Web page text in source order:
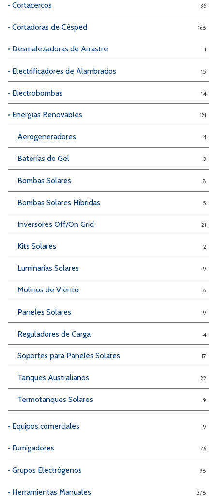
• Cortacercos 36
• Cortadoras de Césped 168
• Desmalezadoras de Arrastre 1
• Electrificadores de Alambrados 15
• Electrobombas 14
• Energías Renovables 121
Aerogeneradores 4
Baterías de Gel 3
Bombas Solares 8
Bombas Solares Híbridas 5
Inversores Off/On Grid 21
Kits Solares 2
Luminarias Solares 9
Molinos de Viento 8
Paneles Solares 9
Reguladores de Carga 4
Soportes para Paneles Solares 17
Tanques Australianos 22
Termotanques Solares 9
• Equipos comerciales 9
• Fumigadores 76
• Grupos Electrógenos 98
• Herramientas Manuales 378